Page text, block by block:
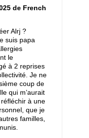
de French
Alrj ?
suis papa
le
à 2 reprises
Je ne
coup de
qui m’aurait
à une
que je
familles,